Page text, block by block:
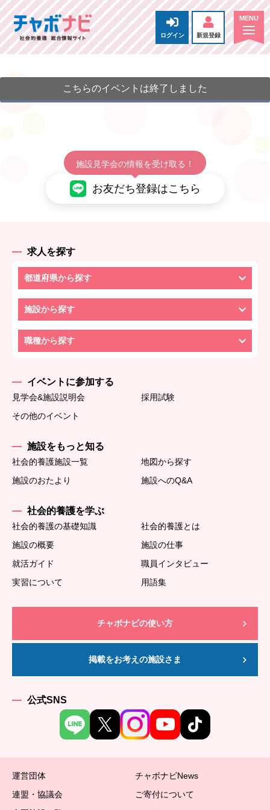
ログイン 新規登録
こちらのイベントは終了しました
施設見学会の情報を受け取る！
お友だち登録はこちら
求人を探す
都道府県から探す
施設から探す
職種から探す
イベントに参加する
見学会&施設説明会
採用試験
その他のイベント
施設をもっと知る
社会的養護施設一覧
地図から探す
施設のおたより
施設へのQ&A
社会的養護を学ぶ
社会的養護の基礎知識
社会的養護とは
施設の概要
施設の仕事
就活ガイド
職員インタビュー
実習について
用語集
チャボナビの使い方
掲載をお考えの施設さま
公式SNS
運営団体
チャボナビNews
連盟・協議会
ご寄付について